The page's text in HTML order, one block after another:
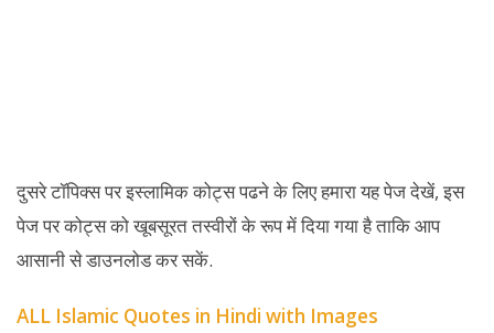
दुसरे टॉपिक्स पर इस्लामिक कोट्स पढने के लिए हमारा यह पेज देखें, इस
पेज पर कोट्स को खूबसूरत तस्वीरों के रूप में दिया गया है ताकि आप
आसानी से डाउनलोड कर सकें.
ALL Islamic Quotes in Hindi with Images